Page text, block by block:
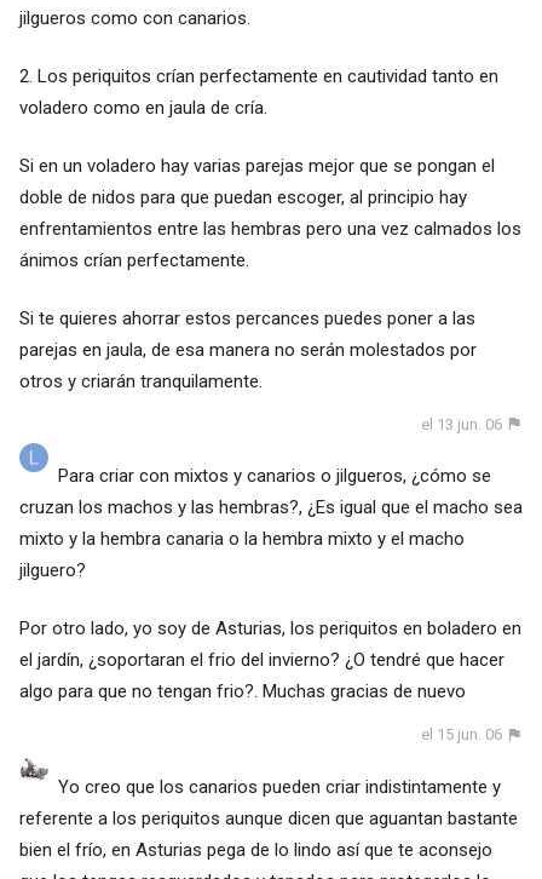
jilgueros como con canarios.
2. Los periquitos crían perfectamente en cautividad tanto en
voladero como en jaula de cría.
Si en un voladero hay varias parejas mejor que se pongan el
doble de nidos para que puedan escoger, al principio hay
enfrentamientos entre las hembras pero una vez calmados los
ánimos crían perfectamente.
Si te quieres ahorrar estos percances puedes poner a las
parejas en jaula, de esa manera no serán molestados por
otros y criarán tranquilamente.
el 13 jun. 06
Para criar con mixtos y canarios o jilgueros, ¿cómo se
cruzan los machos y las hembras?, ¿Es igual que el macho sea
mixto y la hembra canaria o la hembra mixto y el macho
jilguero?
Por otro lado, yo soy de Asturias, los periquitos en boladero en
el jardín, ¿soportaran el frio del invierno? ¿O tendré que hacer
algo para que no tengan frio?. Muchas gracias de nuevo
el 15 jun. 06
Yo creo que los canarios pueden criar indistintamente y
referente a los periquitos aunque dicen que aguantan bastante
bien el frío, en Asturias pega de lo lindo así que te aconsejo